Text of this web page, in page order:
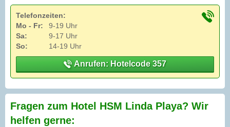
Telefonzeiten:
Mo - Fr:
9-19 Uhr
Sa:
9-17 Uhr
So:
14-19 Uhr
Anrufen: Hotelcode 357
Fragen zum Hotel HSM Linda Playa? Wir
helfen gerne: